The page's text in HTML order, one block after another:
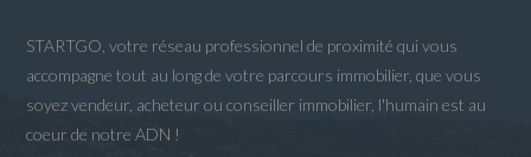
STARTGO, votre réseau professionnel de proximité qui vous
accompagne tout au long de votre parcours immobilier, que vous
soyez vendeur, acheteur ou conseiller immobilier, l'humain est au
coeur de notre ADN !